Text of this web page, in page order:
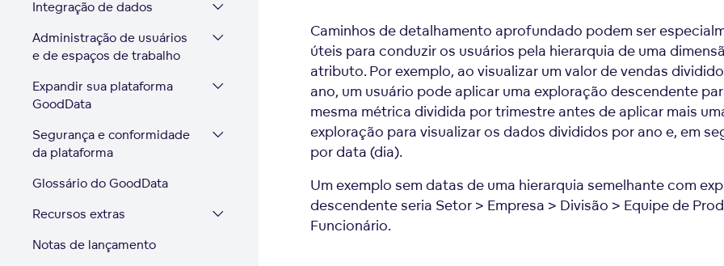
Integração de dados
Administração de usuários
e de espaços de trabalho
Expandir sua plataforma
GoodData
Segurança e conformidade
da plataforma
Glossário do GoodData
Recursos extras
Notas de lançamento
Caminhos de detalhamento aprofundado podem ser
úteis para conduzir os usuários pela hierarquia de uma
atributo. Por exemplo, ao visualizar um valor de vendas
ano, um usuário pode aplicar uma exploração descendente
mesma métrica dividida por trimestre antes de aplicar mais
exploração para visualizar os dados divididos por ano e, em
por data (dia).
Um exemplo sem datas de uma hierarquia semelhante com
descendente seria Setor > Empresa > Divisão > Equipe de
Funcionário.